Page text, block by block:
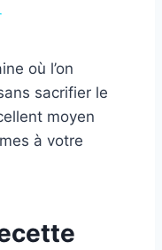
où l’on
sacrifier le
moyen
à votre